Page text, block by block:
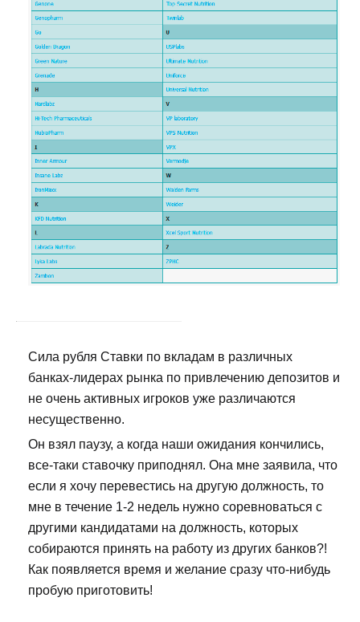
Сила рубля Ставки по вкладам в различных
банках-лидерах рынка по привлечению депозитов и
не очень активных игроков уже различаются
несущественно.
Он взял паузу, а когда наши ожидания кончились,
все-таки ставочку приподнял. Она мне заявила, что
если я хочу перевестись на другую должность, то
мне в течение 1-2 недель нужно соревноваться с
другими кандидатами на должность, которых
собираются принять на работу из других банков?!
Как появляется время и желание сразу что-нибудь
пробую приготовить!